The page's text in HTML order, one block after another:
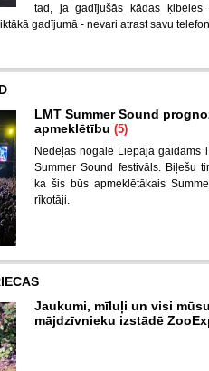
tad, ja gadījušās kādas ķibeles
gadījumā - nevari atrast savu
LMT Summer Sound
apmeklētību (5)
Nedēļas nogalē Liepājā gaidāms
Summer Sound festivāls. Biļešu
ka šis būs apmeklētākais
rīkotāji.
Jaukumi, mīluļi un visi
mājdzīvnieku izstādē